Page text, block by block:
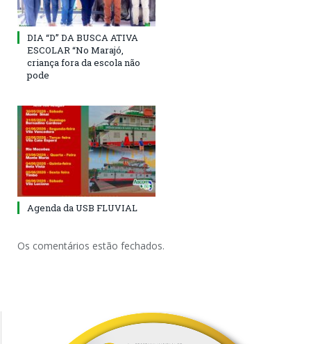
DIA “D” DA BUSCA ATIVA
ESCOLAR “No Marajó,
criança fora da escola não
pode
Agenda da USB FLUVIAL
Os comentários estão fechados.